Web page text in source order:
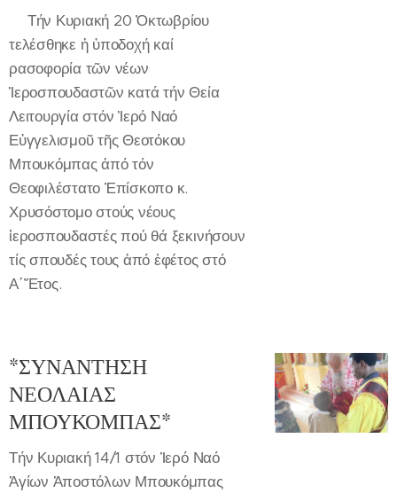
✍️Τήν Κυριακή 20 Ὀκτωβρίου
τελέσθηκε ἡ ὑποδοχή καί
ρασοφορία τῶν νέων
Ἱεροσπουδαστῶν κατά τήν Θεία
Λειτουργία στόν Ἱερό Ναό
Εὐγγελισμοῦ τῆς Θεοτόκου
Μπουκόμπας ἀπό τόν
Θεοφιλέστατο Ἐπίσκοπο κ.
Χρυσόστομο στούς νέους
ἱεροσπουδαστές πού θά ξεκινήσουν
τίς σπουδές τους ἀπό ἐφέτος στό
Α΄Ἔτος.
*ΣΥΝΑΝΤΗΣΗ
ΝΕΟΛΑΙΑΣ
ΜΠΟΥΚΟΜΠΑΣ*
Τήν Κυριακή 14/1 στόν Ἱερό Ναό
Ἁγίων Ἀποστόλων Μπουκόμπας